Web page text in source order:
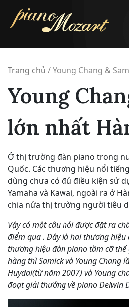
content
Trang chủ /Young Chang &
Young
lớn nhất
Ở thị trường đàn piano trong
Quốc. Các thương hiệu nổi
dùng chưa có đủ điều kiện sử
Yamaha và Kawai, ngoài ra ở
chia nửa thị trường người tiêu
Vậy có một câu hỏi được đặt ra
điểm qua . Đây là hai thương hiệu
thương hiệu đàn piano tầm cỡ thế
hàng thì Samick và Young Chang
Huydai(từ năm 2007) và Young
đoạt giải thưởng về piano Delwin